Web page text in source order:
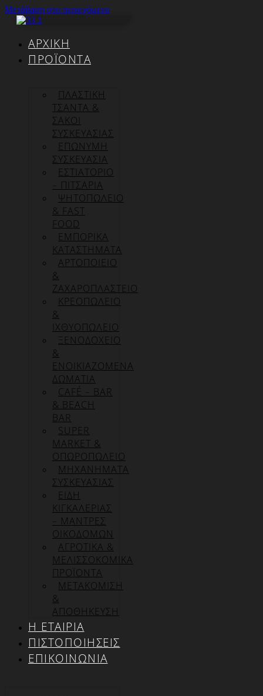
Μετάβαση στο περιεχόμενο
ΑΡΧΙΚΉ
ΠΡΟΪΌΝΤΑ
ΠΛΑΣΤΙΚΗ
ΤΣΑΝΤΑ &
ΣΑΚΟΙ
ΣΥΣΚΕΥΑΣΙΑΣ
ΕΠΏΝΥΜΗ
ΣΥΣΚΕΥΑΣΊΑ
ΕΣΤΙΑΤΟΡΙΟ
– ΠΙΤΣΑΡΙΑ
ΨΗΤΟΠΩΛΕΙΟ
& FAST
FOOD
ΕΜΠΟΡΙΚΑ
ΚΑΤΑΣΤΗΜΑΤΑ
ΑΡΤΟΠΟΙΕΙΟ
&
ΖΑΧΑΡΟΠΛΑΣΤΕΙΟ
ΚΡΕΟΠΩΛΕΙΟ
&
ΙΧΘΥΟΠΩΛΕΙΟ
ΞΕΝΟΔΟΧΕΙΟ
&
ΕΝΟΙΚΙΑΖΟΜΕΝΑ
ΔΩΜΑΤΙΑ
CAFÉ – BAR
& BEACH
BAR
SUPER
MARKET &
ΟΠΩΡΟΠΩΛΕΙΟ
ΜΗΧΑΝΗΜΑΤΑ
ΣΥΣΚΕΥΑΣΙΑΣ
ΕΙΔΗ
ΚΙΓΚΑΛΕΡΙΑΣ
– ΜΑΝΤΡΕΣ
ΟΙΚΟΔΟΜΩΝ
ΑΓΡΟΤΙΚΑ &
ΜΕΛΙΣΣΟΚΟΜΙΚΑ
ΠΡΟΪΟΝΤΑ
ΜΕΤΑΚΟΜΙΣΗ
&
ΑΠΟΘΗΚΕΥΣΗ
Η ΕΤΑΙΡΊΑ
ΠΙΣΤΟΠΟΙΉΣΕΙΣ
ΕΠΙΚΟΙΝΩΝΊΑ